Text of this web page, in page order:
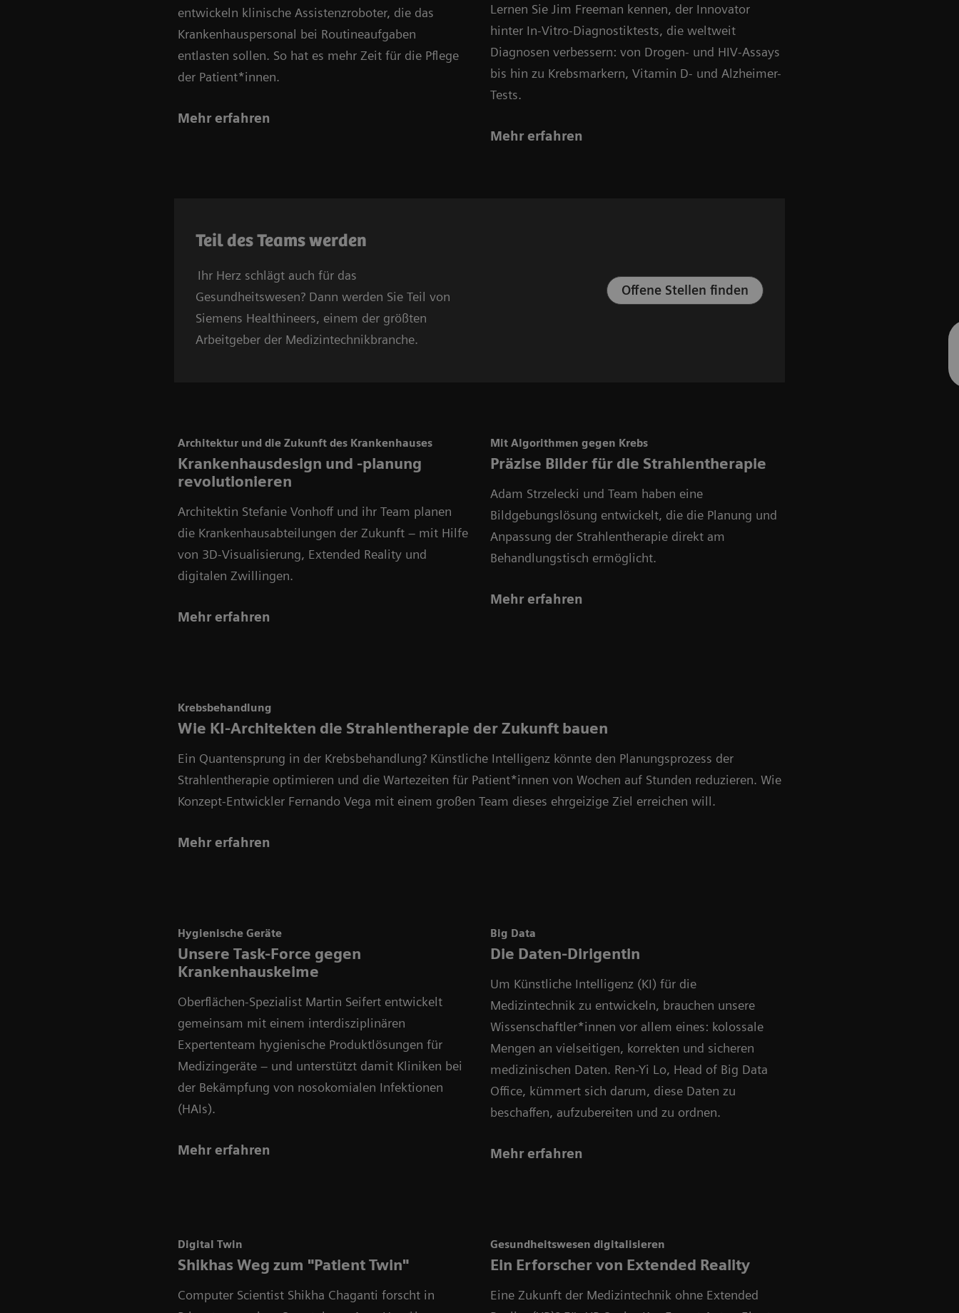
entwickeln klinische Assistenzroboter, die das
Krankenhauspersonal bei Routineaufgaben
entlasten sollen. So hat es mehr Zeit für die Pflege
der Patient*innen.
Mehr erfahren
Lernen Sie Jim Freeman kennen, der Innovator
hinter In-Vitro-Diagnostiktests, die weltweit
Diagnosen verbessern: von Drogen- und HIV-Assays
bis hin zu Krebsmarkern, Vitamin D- und Alzheimer-
Tests.
Mehr erfahren
Teil des Teams werden
Ihr Herz schlägt auch für das
Gesundheitswesen? Dann werden Sie Teil von
Siemens Healthineers, einem der größten
Arbeitgeber der Medizintechnikbranche.
Offene Stellen finden
Architektur und die Zukunft des Krankenhauses
Krankenhausdesign und -planung
revolutionieren
Architektin Stefanie Vonhoff und ihr Team planen
die Krankenhausabteilungen der Zukunft – mit Hilfe
von 3D-Visualisierung, Extended Reality und
digitalen Zwillingen.
Mehr erfahren
Mit Algorithmen gegen Krebs
Präzise Bilder für die Strahlentherapie
Adam Strzelecki und Team haben eine
Bildgebungslösung entwickelt, die die Planung und
Anpassung der Strahlentherapie direkt am
Behandlungstisch ermöglicht.
Mehr erfahren
Krebsbehandlung
Wie KI-Architekten die Strahlentherapie der Zukunft bauen
Ein Quantensprung in der Krebsbehandlung? Künstliche Intelligenz könnte den Planungsprozess der
Strahlentherapie optimieren und die Wartezeiten für Patient*innen von Wochen auf Stunden reduzieren. Wie
Konzept-Entwickler Fernando Vega mit einem großen Team dieses ehrgeizige Ziel erreichen will.
Mehr erfahren
Hygienische Geräte
Unsere Task-Force gegen
Krankenhauskeime
Oberflächen-Spezialist Martin Seifert entwickelt
gemeinsam mit einem interdisziplinären
Expertenteam hygienische Produktlösungen für
Medizingeräte – und unterstützt damit Kliniken bei
der Bekämpfung von nosokomialen Infektionen
(HAIs).
Mehr erfahren
Big Data
Die Daten-Dirigentin
Um Künstliche Intelligenz (KI) für die
Medizintechnik zu entwickeln, brauchen unsere
Wissenschaftler*innen vor allem eines: kolossale
Mengen an vielseitigen, korrekten und sicheren
medizinischen Daten. Ren-Yi Lo, Head of Big Data
Office, kümmert sich darum, diese Daten zu
beschaffen, aufzubereiten und zu ordnen.
Mehr erfahren
Digital Twin
Shikhas Weg zum "Patient Twin"
Computer Scientist Shikha Chaganti forscht in
Gesundheitswesen digitalisieren
Ein Erforscher von Extended Reality
Eine Zukunft der Medizintechnik ohne Extended